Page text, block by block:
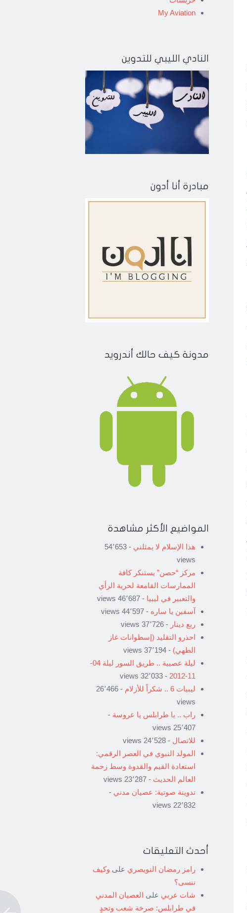
My Aviation
النادي الليبي للتدوين
مبادرة أنا أدون
مدونة كيف حالك أندرويد
المواضيع الأكثر مشاهدة
هذا الإسلام لا يمثلني
- 54٬653
views
مركز “حصن” يستنكر كافة
الممارسات القامعة لحرية الرأي
والتعبير في ليبيا - 46٬687 views
آسفين يا ساره - 44٬597 views
ربع دينار - 37٬726 views
احذرو التقليد (إسطوانات غاز
الطهي) - 37٬194 views
ليلة عصيبة .. طريق السور ليلة 04-
11-2012
- 32٬033 views
ليبيات 6 .. شكراً للأزلام
- 26٬466
views
راب .. يا طرابلس يا عروسة -
25٬407 views
للاتصال - 24٬528 views
المولد النبوي في العصر الرقمي:
استعادة القيم والقدوة وسط زحمة
العالم الحديث - 23٬287 views
تدوينة صوتية: عصيان مدني -
22٬832 views
أحدث التعليقات
رامز رمضان النويصري على وكيف
ننسى؟
شات عربي على العصيان المدني
في طرابلس: صرخة شعب وتحدٍ